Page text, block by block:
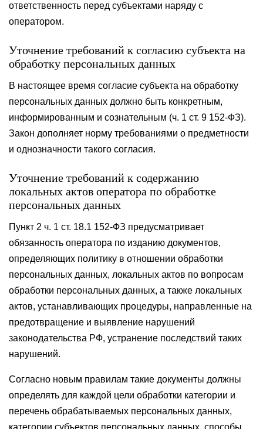
ответственность перед субъектами наряду с
оператором.
Уточнение требований к согласию субъекта на
обработку персональных данных
В настоящее время согласие субъекта на обработку
персональных данных должно быть конкретным,
информированным и сознательным (ч. 1 ст. 9 152-ФЗ).
Закон дополняет норму требованиями о предметности
и однозначности такого согласия.
Уточнение требований к содержанию
локальных актов оператора по обработке
персональных данных
Пункт 2 ч. 1 ст. 18.1 152-ФЗ предусматривает
обязанность оператора по изданию документов,
определяющих политику в отношении обработки
персональных данных, локальных актов по вопросам
обработки персональных данных, а также локальных
актов, устанавливающих процедуры, направленные на
предотвращение и выявление нарушений
законодательства РФ, устранение последствий таких
нарушений.
Согласно новым правилам такие документы должны
определять для каждой цели обработки категории и
перечень обрабатываемых персональных данных,
категории субъектов персональных данных, способы